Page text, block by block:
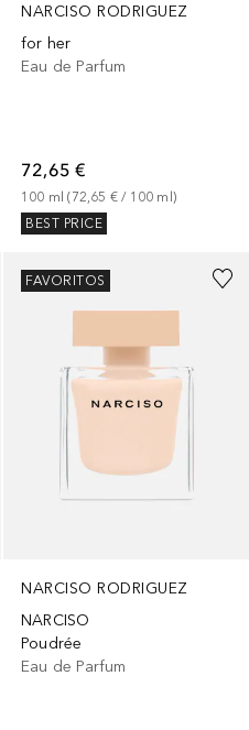
NARCISO RODRIGUEZ
for her
Eau de Parfum
72,65 €
100 ml (72,65 € / 100 ml )
BEST PRICE
NARCISO RODRIGUEZ
NARCISO
Poudrée
Eau de Parfum
FAVORITOS